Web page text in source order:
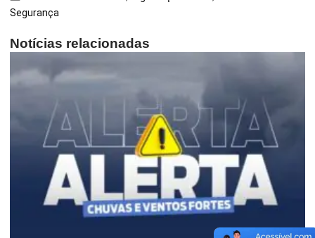
Segurança
Notícias relacionadas